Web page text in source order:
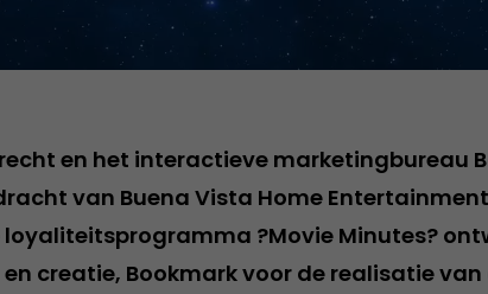
en het interactieve marketingbureau
van Buena Vista Home Entertainment
?Movie Minutes?
creatie, Bookmark voor de realisatie van